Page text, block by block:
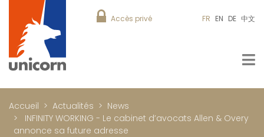
Accès privé FR EN DE 中文
Accueil Actualités
News
INFINITY WORKING - Le cabinet d’avocats Allen & Overy
annonce sa future adresse